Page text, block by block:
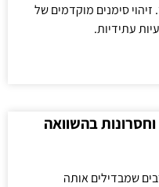
סימנים מוקדמים של
עתידיות.
בהשוואה
שמבדילים אותה